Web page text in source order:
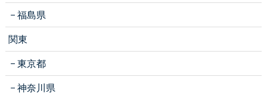
福島県
関東
東京都
神奈川県